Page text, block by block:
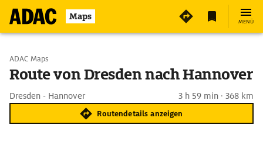
Maps MENÜ
Start wählen
ADAC Maps
Route von Dresden nach Hannover
Dresden - Hannover 3 h 59 min · 368 km
Routendetails anzeigen